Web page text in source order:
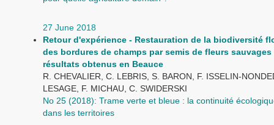
27 June 2018
Retour d'expérience - Restauration de la biodiversité
des bordures de champs par semis de fleurs sauvages
résultats obtenus en Beauce
R. CHEVALIER, C. LEBRIS, S. BARON, F. ISSELIN-
LESAGE, F. MICHAU, C. SWIDERSKI
No 25 (2018): Trame verte et bleue : la continuité
dans les territoires